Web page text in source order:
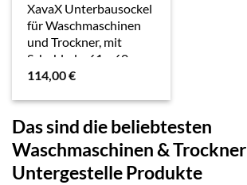
XavaX Unterbausockel
für Waschmaschinen
und Trockner, mit
Schublade, 61 x 60 cm
(00111298)
114,00€
Das sind die beliebtesten
Waschmaschinen & Trockner
Untergestelle Produkte